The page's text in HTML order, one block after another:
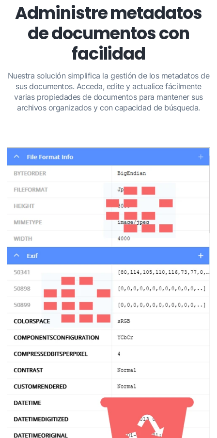
Administre metadatos
de documentos con
facilidad
Nuestra solución simplifica la gestión de los metadatos de
sus documentos. Acceda, edite y actualice fácilmente
varias propiedades de documentos para mantener sus
archivos organizados y con capacidad de búsqueda.